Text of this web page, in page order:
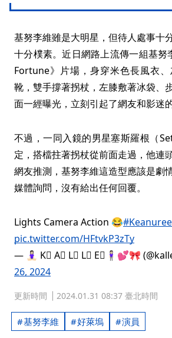
基努李維雖是大明星，但待人處事十
十分樸素。近日網路上流傳一組基努
Fortune》片場，身穿米色長風衣
靴，雙手撐著拐杖，左膝敷著冰袋、
面一經曝光，立刻引起了網友和影迷
不過，一同入鏡的男星塞斯羅根（
定，搭檔拄著拐杖從前面走過，他連
網友推測，基努李維這造型應該是劇
媒體詢問，沒有給出任何回覆。
Lights Camera Action 😂
pic.twitter.com/HFtvkP3zTy
— 🧘🏻‍♀️ K⃣ A⃣ L⃣ L⃣ E⃣🧍🏻‍♀️💕🎀
26, 2024
更新時間 2024.01.31 08:37 臺北時間
基努李維 好萊塢 演員